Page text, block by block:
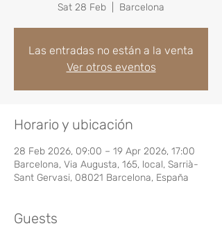
Sat 28 Feb Barcelona
Las entradas no están a la venta
Ver otros eventos
Horario y ubicación
28 Feb 2026, 09:00 – 19 Apr 2026, 17:00
Barcelona, Via Augusta, 165, local, Sarrià-
Sant Gervasi, 08021 Barcelona, España
Guests